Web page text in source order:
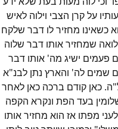
על קרן הצבי וילוה לאיש
כשאינו מחזיר לו דבר שלקח
שמחזיר אותו דבר שלוה
פעמים ישיג מה' אותו דבר
לה' והארץ נתן לבנ"א
כאן קודם ברכה כאן לאחר
בעד הפת ונקרא הקפה
מפתו אז הוא מחזיר אותו